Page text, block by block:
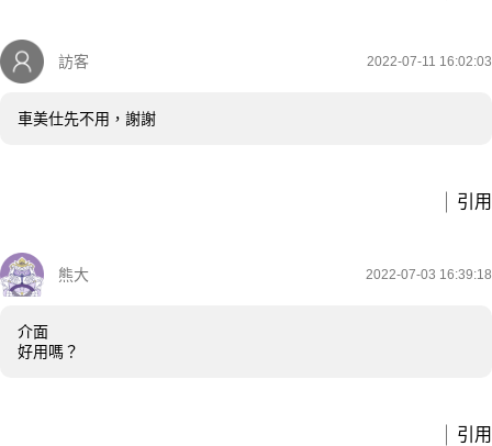
訪客 2022-07-11 16:02:03
車美仕先不用，謝謝
引用
熊大 2022-07-03 16:39:18
介面
好用嗎？
引用